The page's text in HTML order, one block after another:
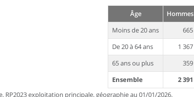
Âge Hommes
Moins de 20 ans
665
De 20 à 64 ans
1 367
65 ans ou plus
359
Ensemble
2 391
RP2023 exploitation principale, géographie au 01/01/2026.